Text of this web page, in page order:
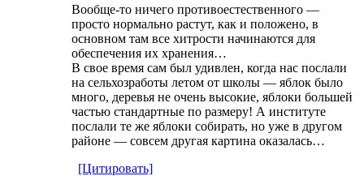
Вообще-то ничего противоестественного —
просто нормально растут, как и положено, в
основном там все хитрости начинаются для
обеспечения их хранения…
В свое время сам был удивлен, когда нас послали
на сельхозработы летом от школы — яблок было
много, деревья не очень высокие, яблоки большей
частью стандартные по размеру! А институте
послали те же яблоки собирать, но уже в другом
районе — совсем другая картина оказалась…
[Цитировать]